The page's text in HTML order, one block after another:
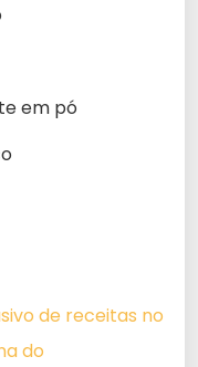
em pó
de receitas no
do